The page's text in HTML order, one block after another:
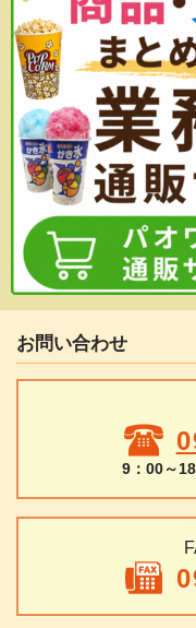
お問い合わせ
9：00～